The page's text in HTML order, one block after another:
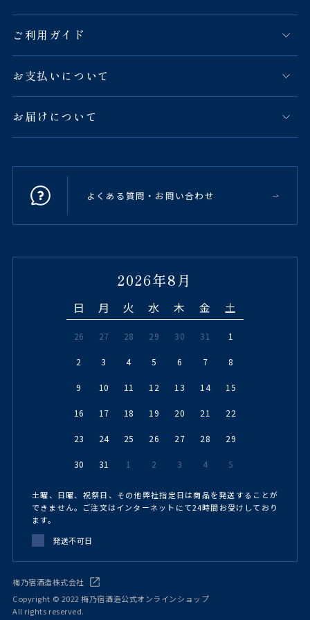
ご利用ガイド
お支払いについて
お届けについて
よくある質問・お問い合わせ
2026年8月
日 月 火 水 木 金 土
26 27 28 29 30 31 1
2 3 4 5 6 7 8
9 10 11 12 13 14 15
16 17 18 19 20 21 22
23 24 25 26 27 28 29
30 31 1 2 3 4 5
土曜、日曜、祝祭日、その他弊社指定日は商品を発送することが
できません。ご注文はインターネットにて24時間お受けしており
ます。
発送不可日
梅乃宿酒造株式会社
Copyright © 2022 梅乃宿酒造公式オンラインショップ
All rights reserved.